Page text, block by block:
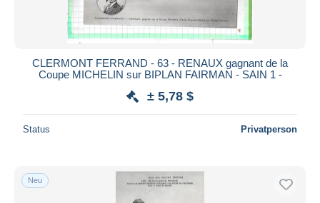
CLERMONT FERRAND - 63 - RENAUX gagnant de la
Coupe MICHELIN sur BIPLAN FAIRMAN - SAIN 1 -
± 5,78 $
Status Privatperson
Neu